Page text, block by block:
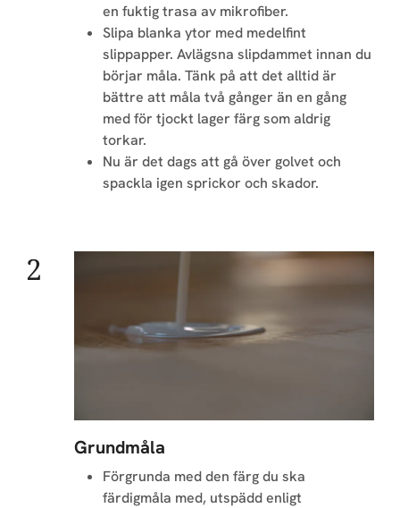
en fuktig trasa av mikrofiber.
Slipa blanka ytor med medelfint
slippapper. Avlägsna slipdammet innan du
börjar måla. Tänk på att det alltid är
bättre att måla två gånger än en gång
med för tjockt lager färg som aldrig
torkar.
Nu är det dags att gå över golvet och
spackla igen sprickor och skador.
Grundmåla
Förgrunda med den färg du ska
färdigmåla med, utspädd enligt